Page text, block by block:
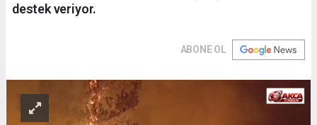
destek veriyor.
ABONE OL